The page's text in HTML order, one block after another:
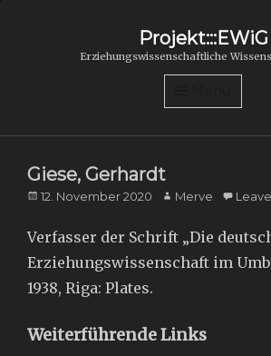
Projekt:::EWiG
Erziehungswissenschaftliche
Giese, Gerhardt
Posted
12. November 2020 Author
Merve
Verfasser der Schrift „Die
Erziehungswissenschaft im
1938, Riga: Plates.
Weiterführende Links